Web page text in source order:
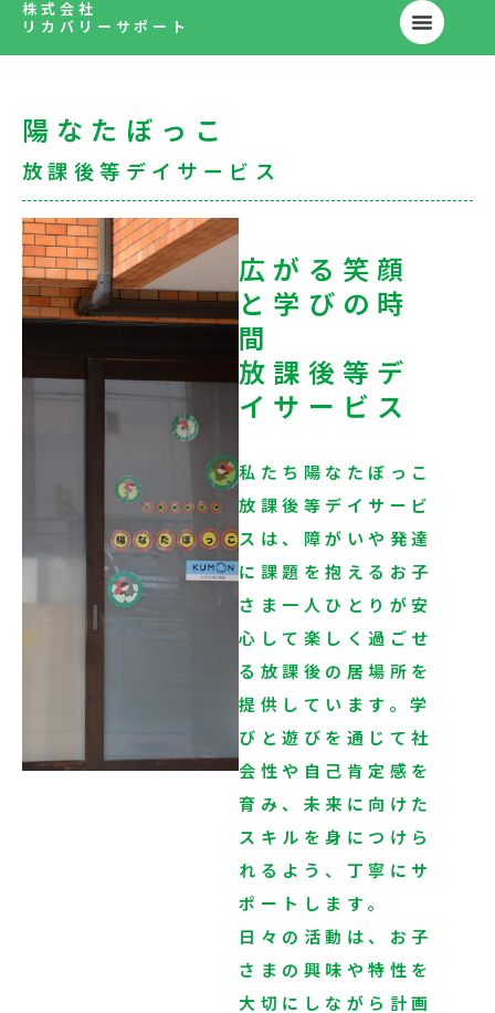
株式会社
リカバリーサポート
陽なたぼっこ
放課後等デイサービス
広がる笑顔
と学びの時
間
放課後等デ
イサービス
私たち陽なたぼっこ
放課後等デイサービ
スは、障がいや発達
に課題を抱えるお子
さま一人ひとりが安
心して楽しく過ごせ
る放課後の居場所を
提供しています。学
びと遊びを通じて社
会性や自己肯定感を
育み、未来に向けた
スキルを身につけら
れるよう、丁寧にサ
ポートします。
日々の活動は、お子
さまの興味や特性を
大切にしながら計画